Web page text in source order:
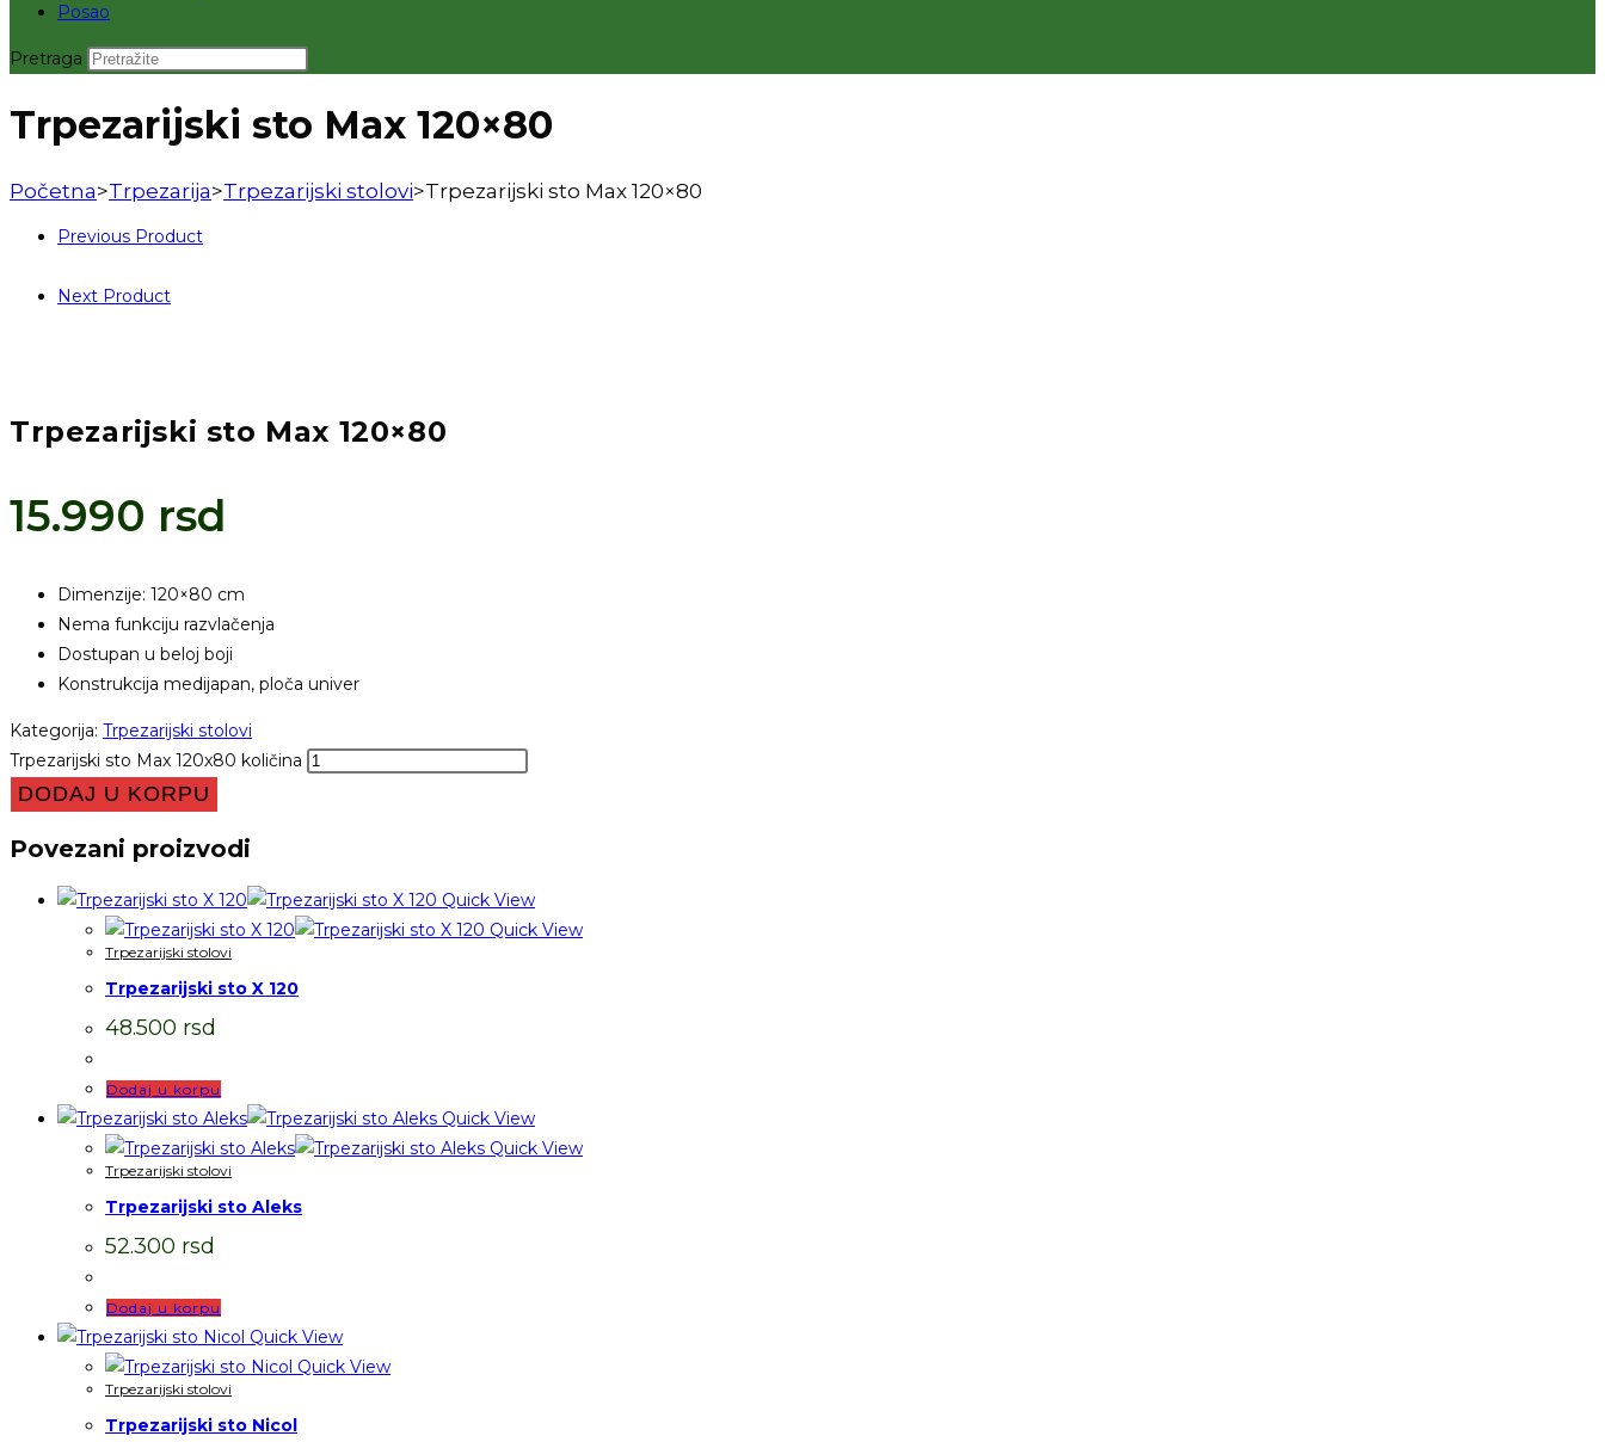
Posao
Pretraga
Trpezarijski sto Max 120×80
Početna>Trpezarija>Trpezarijski stolovi>Trpezarijski sto Max 120×80
Previous Product
Next Product
Trpezarijski sto Max 120×80
15.990 rsd
Dimenzije: 120×80 cm
Nema funkciju razvlačenja
Dostupan u beloj boji
Konstrukcija medijapan, ploča univer
Kategorija: Trpezarijski stolovi
Trpezarijski sto Max 120x80 količina
DODAJ U KORPU
Povezani proizvodi
Quick View
Quick View
Trpezarijski stolovi
Trpezarijski sto X 120
48.500 rsd
Dodaj u korpu
Quick View
Quick View
Trpezarijski stolovi
Trpezarijski sto Aleks
52.300 rsd
Dodaj u korpu
Quick View
Quick View
Trpezarijski stolovi
Trpezarijski sto Nicol